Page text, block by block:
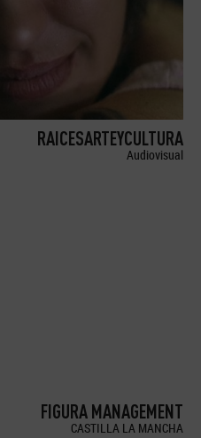
RAICESARTEYCULTURA
Audiovisual
FIGURA MANAGEMENT
CASTILLA LA MANCHA